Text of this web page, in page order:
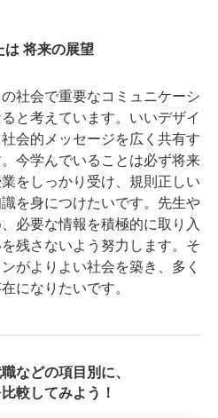
は 将来の展望
社会で重要なコミュニケーシ
と考えています。いいデザイ
会的メッセージを広く共有す
今学んでいることは必ず将来
をしっかり受け、規則正しい
を身につけたいです。先生や
必要な情報を積極的に取り入
残さないよう努力します。そ
がよりよい社会を築き、多く
になりたいです。
などの項目別に、
較してみよう！